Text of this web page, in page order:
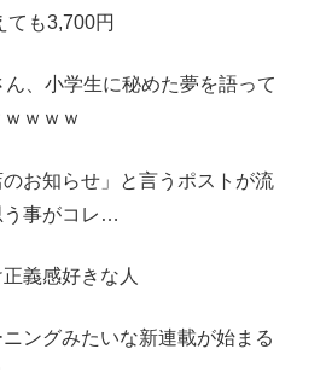
ても3,700円
ん、小学生に秘めた夢を語って
ｗｗｗ
お知らせ」と言うポストが流
う事がコレ…
義感好きな人
ングみたいな新連載が始まる